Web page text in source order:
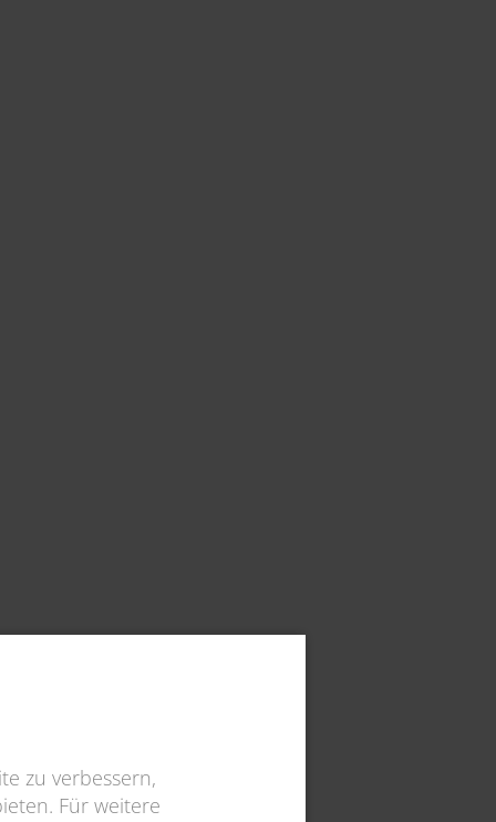
zu verbessern,
Für weitere